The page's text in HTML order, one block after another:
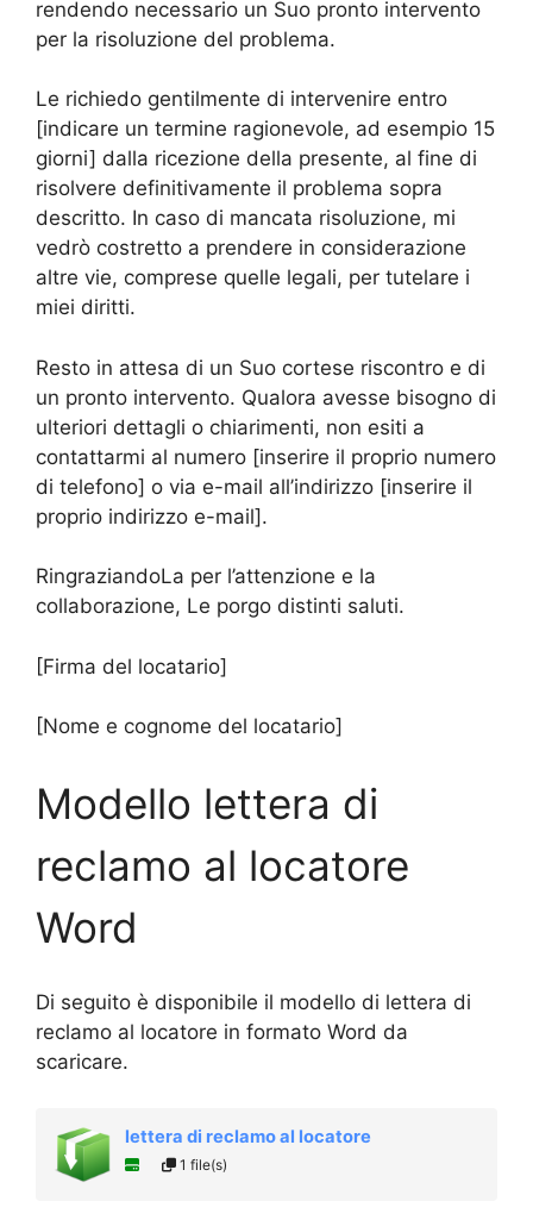
rendendo necessario un Suo pronto intervento
per la risoluzione del problema.
Le richiedo gentilmente di intervenire entro
[indicare un termine ragionevole, ad esempio 15
giorni] dalla ricezione della presente, al fine di
risolvere definitivamente il problema sopra
descritto. In caso di mancata risoluzione, mi
vedrò costretto a prendere in considerazione
altre vie, comprese quelle legali, per tutelare i
miei diritti.
Resto in attesa di un Suo cortese riscontro e di
un pronto intervento. Qualora avesse bisogno di
ulteriori dettagli o chiarimenti, non esiti a
contattarmi al numero [inserire il proprio numero
di telefono] o via e-mail all’indirizzo [inserire il
proprio indirizzo e-mail].
RingraziandoLa per l’attenzione e la
collaborazione, Le porgo distinti saluti.
[Firma del locatario]
[Nome e cognome del locatario]
Modello lettera di
reclamo al locatore
Word
Di seguito è disponibile il modello di lettera di
reclamo al locatore in formato Word da
scaricare.
lettera di reclamo al locatore
1 file(s)